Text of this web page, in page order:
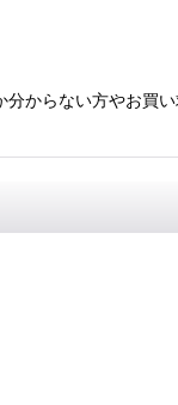
からない方やお買